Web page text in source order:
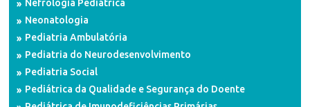
Nefrologia Pediátrica
Neonatologia
Pediatria Ambulatória
Pediatria do Neurodesenvolvimento
Pediatria Social
Pediátrica da Qualidade e Segurança do Doente